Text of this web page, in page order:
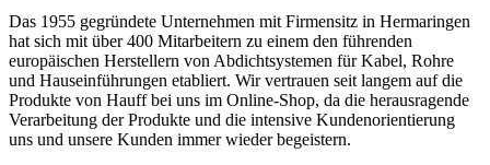
Das 1955 gegründete Unternehmen mit Firmensitz in Hermaringen
hat sich mit über 400 Mitarbeitern zu einem den führenden
europäischen Herstellern von Abdichtsystemen für Kabel, Rohre
und Hauseinführungen etabliert. Wir vertrauen seit langem auf die
Produkte von Hauff bei uns im Online-Shop, da die herausragende
Verarbeitung der Produkte und die intensive Kundenorientierung
uns und unsere Kunden immer wieder begeistern.